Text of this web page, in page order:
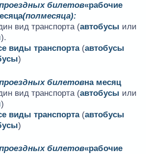
билетов«рабочие
(полмесяца):
вид транспорта (автобусы или
).
виды транспорта(автобусы
)
билетовна месяц
вид транспорта (автобусы или
)
виды транспорта(автобусы
)
билетов«рабочие